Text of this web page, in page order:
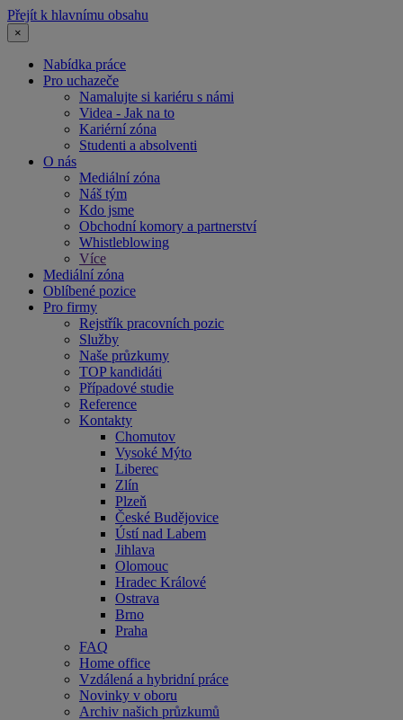
Přejít k hlavnímu obsahu
×
Nabídka práce
Pro uchazeče
Namalujte si kariéru s námi
Videa - Jak na to
Kariérní zóna
Studenti a absolventi
O nás
Mediální zóna
Náš tým
Kdo jsme
Obchodní komory a partnerství
Whistleblowing
Více
Mediální zóna
Oblíbené pozice
Pro firmy
Rejstřík pracovních pozic
Služby
Naše průzkumy
TOP kandidáti
Případové studie
Reference
Kontakty
Chomutov
Vysoké Mýto
Liberec
Zlín
Plzeň
České Budějovice
Ústí nad Labem
Jihlava
Olomouc
Hradec Králové
Ostrava
Brno
Praha
FAQ
Home office
Vzdálená a hybridní práce
Novinky v oboru
Archiv našich průzkumů